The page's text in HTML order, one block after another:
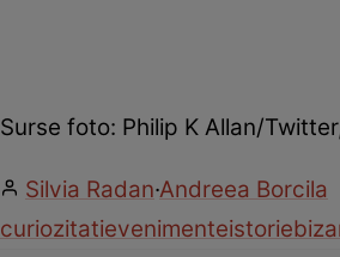
Surse foto: Philip K Allan/
Silvia Radan·Andreea Borcila
curiozitatievenimenteistorie